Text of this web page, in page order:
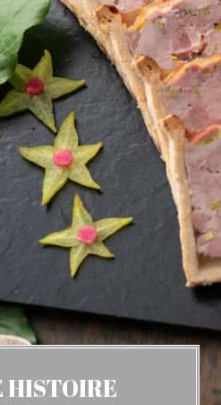
HISTOIRE